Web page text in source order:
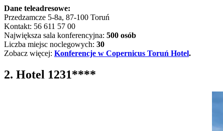
Dane teleadresowe:
Przedzamcze 5-8a, 87-100 Toruń
Kontakt: 56 611 57 00
Największa sala konferencyjna: 500 osób
Liczba miejsc noclegowych: 30
Zobacz więcej: Konferencje w Copernicus Toruń Hotel.
2. Hotel 1231****